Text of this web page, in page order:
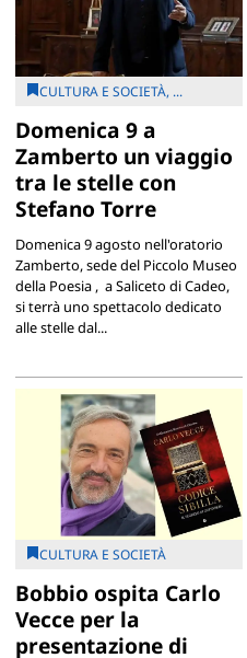
CULTURA E SOCIETÀ, ...
Domenica 9 a
Zamberto un viaggio
tra le stelle con
Stefano Torre
Domenica 9 agosto nell'oratorio
Zamberto, sede del Piccolo Museo
della Poesia , a Saliceto di Cadeo,
si terrà uno spettacolo dedicato
alle stelle dal...
CULTURA E SOCIETÀ
Bobbio ospita Carlo
Vecce per la
presentazione di